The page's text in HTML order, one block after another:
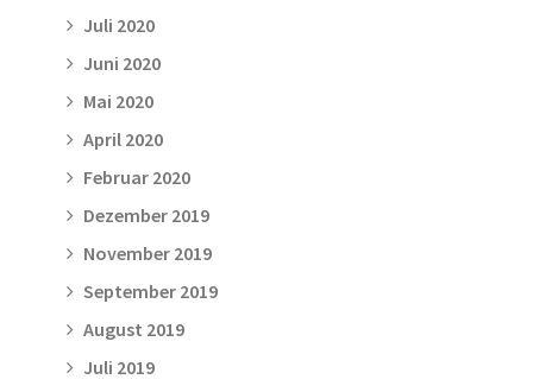
Juli 2020
Juni 2020
Mai 2020
April 2020
Februar 2020
Dezember 2019
November 2019
September 2019
August 2019
Juli 2019